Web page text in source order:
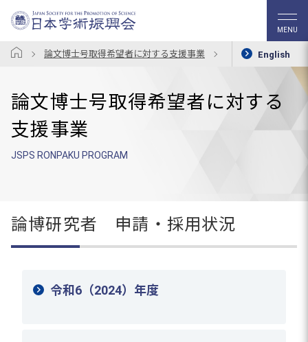
MENU
論文博士号取得希望者に対する支援事業 論博研究者 申請
English
論文博士号取得希望者に対する
支援事業
JSPS RONPAKU PROGRAM
論博研究者 申請・採用状況
令和6（2024）年度